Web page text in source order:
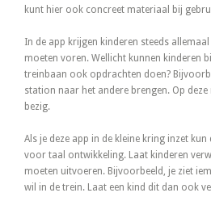
kunt hier ook concreet materiaal bij
In de app krijgen kinderen steeds
moeten voren. Wellicht kunnen kinderen
treinbaan ook opdrachten doen?
station naar het andere brengen. Op
bezig.
Als je deze app in de kleine kring inzet
voor taal ontwikkeling. Laat kinderen
moeten uitvoeren. Bijvoorbeeld, je ziet
wil in de trein. Laat een kind dit dan ook